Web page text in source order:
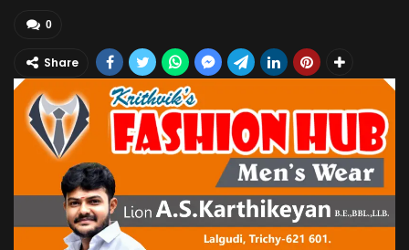
0
Share